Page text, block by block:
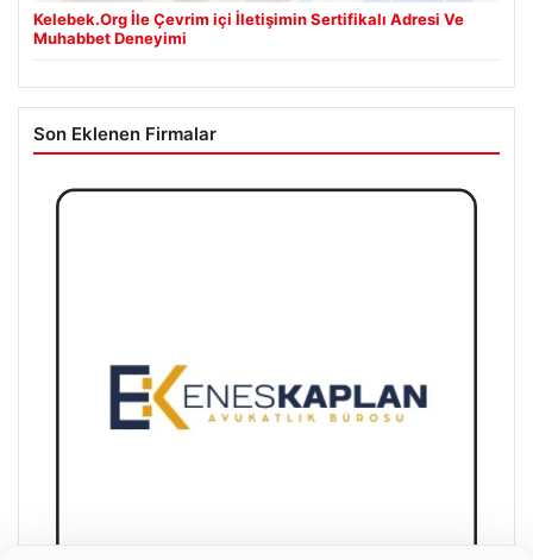
Kelebek.Org İle Çevrim içi İletişimin Sertifikalı Adresi Ve
Muhabbet Deneyimi
Son Eklenen Firmalar